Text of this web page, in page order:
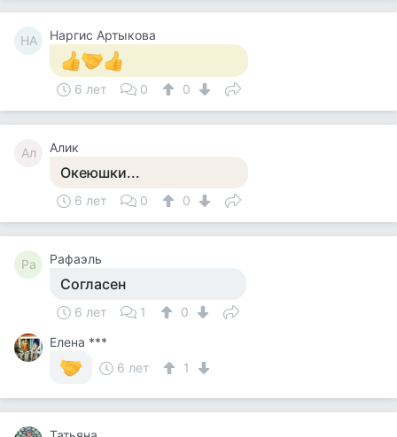
НА Наргис Артыкова
6 лет 0 0
Ал Алик
Океюшки...
6 лет 0 0
Ра Рафаэль
Согласен
6 лет 1
0
Елена ***
6 лет
1